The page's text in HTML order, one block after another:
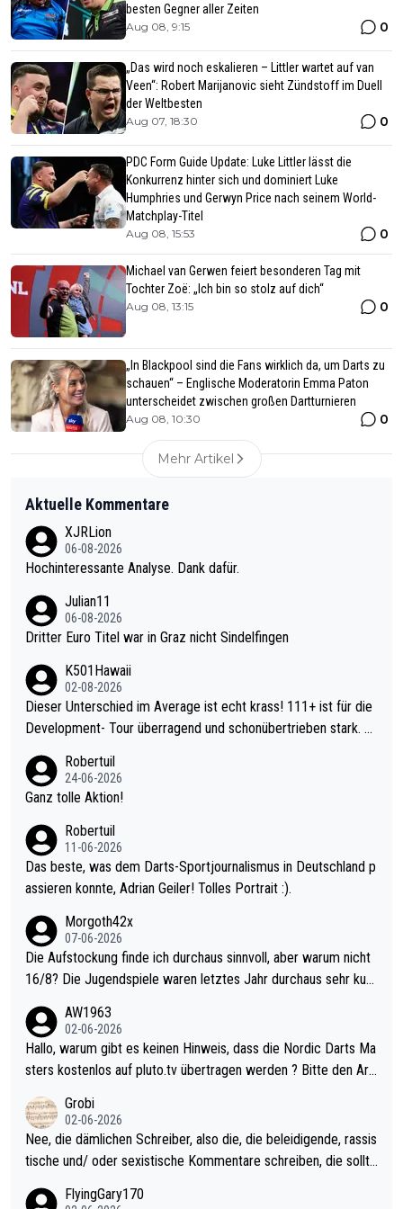
besten Gegner aller Zeiten
Aug 08, 9:15 0
„Das wird noch eskalieren – Littler wartet auf van
Veen“: Robert Marijanovic sieht Zündstoff im Duell
der Weltbesten
Aug 07, 18:30 0
PDC Form Guide Update: Luke Littler lässt die
Konkurrenz hinter sich und dominiert Luke
Humphries und Gerwyn Price nach seinem World-
Matchplay-Titel
Aug 08, 15:53 0
Michael van Gerwen feiert besonderen Tag mit
Tochter Zoë: „Ich bin so stolz auf dich“
Aug 08, 13:15 0
„In Blackpool sind die Fans wirklich da, um Darts zu
schauen“ – Englische Moderatorin Emma Paton
unterscheidet zwischen großen Dartturnieren
Aug 08, 10:30 0
Mehr Artikel
Aktuelle Kommentare
XJRLion
06-08-2026
Hochinteressante Analyse. Dank dafür.
Julian11
06-08-2026
Dritter Euro Titel war in Graz nicht Sindelfingen
K501Hawaii
02-08-2026
Dieser Unterschied im Average ist echt krass! 111+ ist für die
Development- Tour überragend und schonübertrieben stark. U
mal 40+ erst recht. Da gewinnst keinen Blumentopf - ist ja noc
h krasser wie ein Pokalspiel eines Kreisligisten vs einem Bund
Robertuil
24-06-2026
Ganz tolle Aktion!
Robertuil
11-06-2026
Das beste, was dem Darts-Sportjournalismus in Deutschland p
assieren konnte, Adrian Geiler! Tolles Portrait :).
Morgoth42x
07-06-2026
Die Aufstockung finde ich durchaus sinnvoll, aber warum nicht
16/8? Die Jugendspiele waren letztes Jahr durchaus sehr kurz
Allerdings ist Mitchell Lawrie als Nummer 1 der Welt eh qualifi
ziert. Somit ändert die automatische Qualifikation des Weltmei
sters erstmal nichts. Ich denke sie wollen damit für nächstes J
ohl wenig WDF Turniere spielen. Dies war bei Archie Self letzt
es Jahr der Fall. Er musste als amtierender Weltmeister durch
den Qualifier und ich glaube kaum, dass Mitchel sich das (in Ve
gas) antun würde, wenn er doch eigentlich die PDC-WM als Zi
el hat.
AW1963
02-06-2026
Hallo, warum gibt es keinen Hinweis, dass die Nordic Darts Ma
sters kostenlos auf pluto.tv übertragen werden ? Bitte den Arti
Grobi
02-06-2026
Nee, die dämlichen Schreiber, also die, die beleidigende, rassis
tische und/ oder sexistische Kommentare schreiben, die sollte
s Leben in den Griff kriegen. Nur eins wundert mich: Luke Little
FlyingGary170